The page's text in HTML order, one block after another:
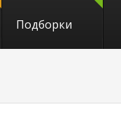
Подборки